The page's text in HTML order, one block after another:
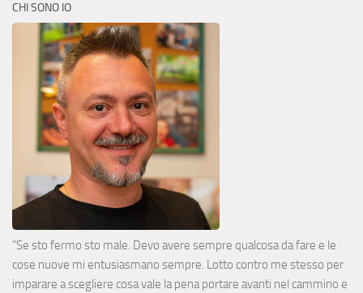
CHI SONO IO
"Se sto fermo sto male. Devo avere sempre qualcosa da fare e le
cose nuove mi entusiasmano sempre. Lotto contro me stesso per
imparare a scegliere cosa vale la pena portare avanti nel cammino e